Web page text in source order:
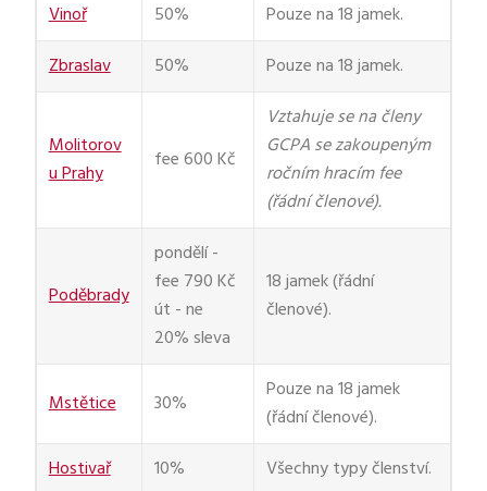
Vinoř
50%
Pouze na 18 jamek.
Zbraslav
50% Pouze na 18 jamek.
Molitorov
u Prahy
fee 600 Kč
Vztahuje se na členy
GCPA se zakoupeným
ročním hracím fee
(řádní členové).
Poděbrady
pondělí -
fee 790 Kč
út - ne
20% sleva
18 jamek (řádní
členové).
Mstětice 30%
Pouze na 18 jamek
(řádní členové).
Hostivař
10% Všechny typy členství.